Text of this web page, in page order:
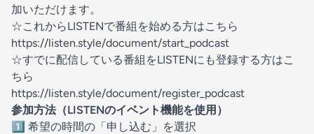
加いただけます。
☆これからLISTENで番組を始める方はこちら
https://listen.style/document/start_podcast
☆すでに配信している番組をLISTENにも登録する方はこ
ちら
https://listen.style/document/register_podcast
参加方法（LISTENのイベント機能を使用）
1️⃣ 希望の時間の「申し込む」を選択